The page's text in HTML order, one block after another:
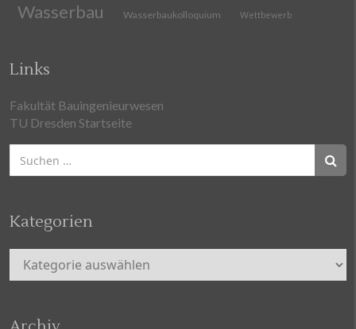
Wasserbau Wasserbaukolloquium Wettbewerb
Links
Fakultät Bauingenieurwesen
TU Dresden Startseite
nach:
Kategorien
Kategorien